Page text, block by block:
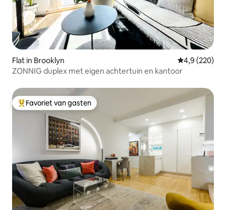
Flat in Brooklyn Gemiddelde
4,9 (220)
ZONNIG duplex met eigen achtertuin en kantoor
Topfavoriet van gasten
Favoriet van gasten